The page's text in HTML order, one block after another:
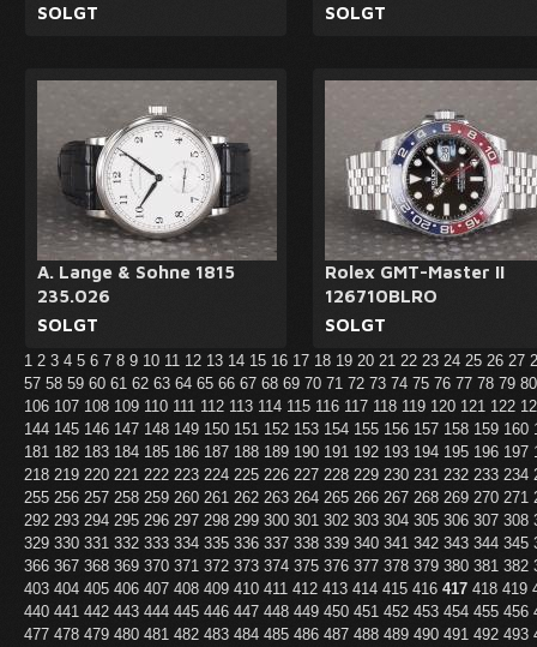
SOLGT
SOLGT
A. Lange & Sohne 1815
235.026
SOLGT
Rolex GMT-Master II
126710BLRO
SOLGT
1 2 3 4 5 6 7 8 9 10 11 12 13 14 15 16 17 18 19 20 21 22 23 24 25 26 27
57 58 59 60 61 62 63 64 65 66 67 68 69 70 71 72 73 74 75 76 77 78 79
106 107 108 109 110 111 112 113 114 115 116 117 118 119 120 121 122
144 145 146 147 148 149 150 151 152 153 154 155 156 157 158 159 160
181 182 183 184 185 186 187 188 189 190 191 192 193 194 195 196 197
218 219 220 221 222 223 224 225 226 227 228 229 230 231 232 233 234
255 256 257 258 259 260 261 262 263 264 265 266 267 268 269 270 271
292 293 294 295 296 297 298 299 300 301 302 303 304 305 306 307 308
329 330 331 332 333 334 335 336 337 338 339 340 341 342 343 344 345
366 367 368 369 370 371 372 373 374 375 376 377 378 379 380 381 382
403 404 405 406 407 408 409 410 411 412 413 414 415 416 417 418 419
440 441 442 443 444 445 446 447 448 449 450 451 452 453 454 455 456
477 478 479 480 481 482 483 484 485 486 487 488 489 490 491 492 493